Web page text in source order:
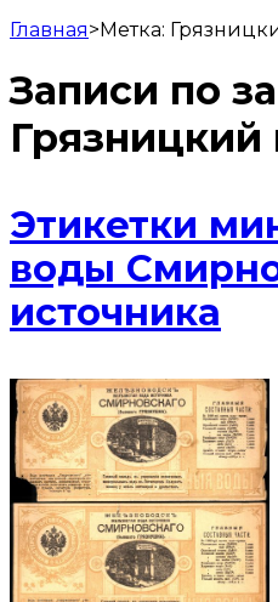
Главная>Метка:
Записи по
Грязницкий
Этикетки
воды
источника